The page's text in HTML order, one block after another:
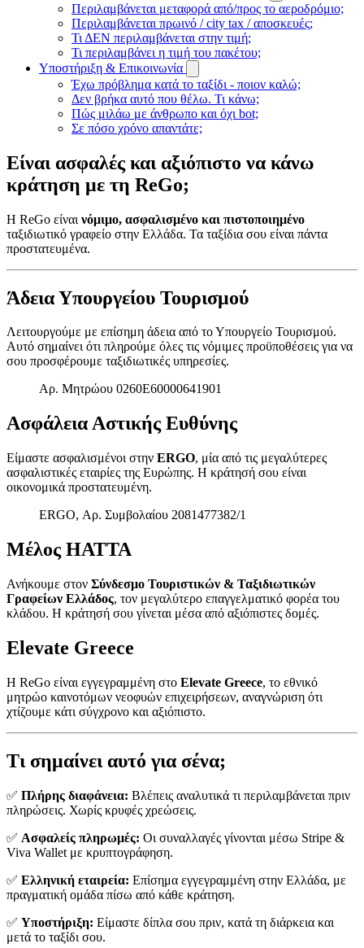
Περιλαμβάνεται μεταφορά από/προς το αεροδρόμιο;
Περιλαμβάνεται πρωινό / city tax / αποσκευές;
Τι ΔΕΝ περιλαμβάνεται στην τιμή;
Τι περιλαμβάνει η τιμή του πακέτου;
Υποστήριξη & Επικοινωνία
Έχω πρόβλημα κατά το ταξίδι - ποιον καλώ;
Δεν βρήκα αυτό που θέλω. Τι κάνω;
Πώς μιλάω με άνθρωπο και όχι bot;
Σε πόσο χρόνο απαντάτε;
Είναι ασφαλές και αξιόπιστο να κάνω
κράτηση με τη ReGo;
Η ReGo είναι νόμιμο, ασφαλισμένο και πιστοποιημένο
ταξιδιωτικό γραφείο στην Ελλάδα. Τα ταξίδια σου είναι πάντα
προστατευμένα.
Άδεια Υπουργείου Τουρισμού
Λειτουργούμε με επίσημη άδεια από το Υπουργείο Τουρισμού.
Αυτό σημαίνει ότι πληρούμε όλες τις νόμιμες προϋποθέσεις για να
σου προσφέρουμε ταξιδιωτικές υπηρεσίες.
Αρ. Μητρώου 0260E60000641901
Ασφάλεια Αστικής Ευθύνης
Είμαστε ασφαλισμένοι στην ERGO, μία από τις μεγαλύτερες
ασφαλιστικές εταιρίες της Ευρώπης. Η κράτησή σου είναι
οικονομικά προστατευμένη.
ERGO, Αρ. Συμβολαίου 2081477382/1
Μέλος HATTA
Ανήκουμε στον Σύνδεσμο Τουριστικών & Ταξιδιωτικών
Γραφείων Ελλάδος, τον μεγαλύτερο επαγγελματικό φορέα του
κλάδου. Η κράτησή σου γίνεται μέσα από αξιόπιστες δομές.
Elevate Greece
Η ReGo είναι εγγεγραμμένη στο Elevate Greece, το εθνικό
μητρώο καινοτόμων νεοφυών επιχειρήσεων, αναγνώριση ότι
χτίζουμε κάτι σύγχρονο και αξιόπιστο.
Τι σημαίνει αυτό για σένα;
✅ Πλήρης διαφάνεια: Βλέπεις αναλυτικά τι περιλαμβάνεται πριν
πληρώσεις. Χωρίς κρυφές χρεώσεις.
✅ Ασφαλείς πληρωμές: Οι συναλλαγές γίνονται μέσω Stripe &
Viva Wallet με κρυπτογράφηση.
✅ Ελληνική εταιρεία: Επίσημα εγγεγραμμένη στην Ελλάδα, με
πραγματική ομάδα πίσω από κάθε κράτηση.
✅ Υποστήριξη: Είμαστε δίπλα σου πριν, κατά τη διάρκεια και
μετά το ταξίδι σου.